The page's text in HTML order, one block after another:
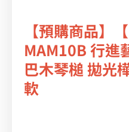
【預購商品】
MAM10B 行進
巴木琴槌 拋光
軟